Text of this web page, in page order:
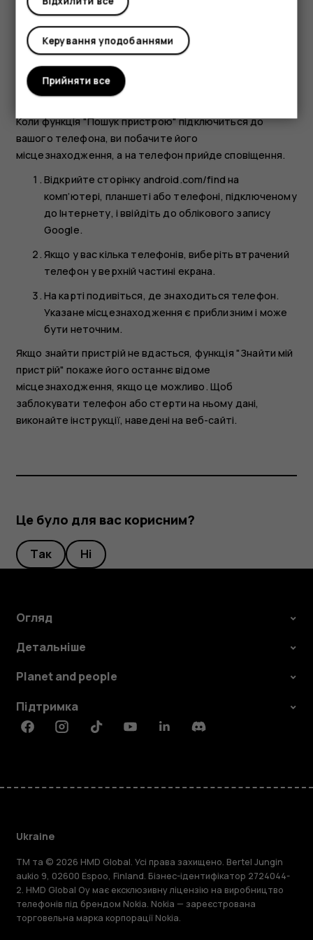
телефон має бути підключено до з’єднання для
передачі мобільних даних або Wi-Fi;
телефон має бути видимим на Google Play;
Місцезнаходження ввімкнено
функцію "Пошук пристрою" має бути ввімкнено.
Коли функція "Пошук пристрою" підключиться до
вашого телефона, ви побачите його
місцезнаходження, а на телефон прийде сповіщення.
Відкрийте сторінку android.com/find на
комп’ютері, планшеті або телефоні, підключеному
до Інтернету, і ввійдіть до облікового запису
Google.
Якщо у вас кілька телефонів, виберіть втрачений
телефон у верхній частині екрана.
На карті подивіться, де знаходиться телефон.
Указане місцезнаходження є приблизним і може
бути неточним.
Якщо знайти пристрій не вдасться, функція "Знайти мій
пристрій" покаже його останнє відоме
місцезнаходження, якщо це можливо. Щоб
заблокувати телефон або стерти на ньому дані,
виконайте інструкції, наведені на веб-сайті.
Це було для вас корисним?
Так Ні
Огляд
Детальніше
Planet and people
Підтримка
FacebookInstagramTiktokYoutubeLinkedinDiscord
Ukraine
TM та © 2026 HMD Global. Усі права захищено. Bertel Jungin
aukio 9, 02600 Espoo, Finland. Бізнес-ідентифікатор 2724044-
2. HMD Global Oy має ексклюзивну ліцензію на виробництво
телефонів під брендом Nokia. Nokia — зареєстрована
торговельна марка корпорації Nokia.
Керування уподобаннями
Прийняти все